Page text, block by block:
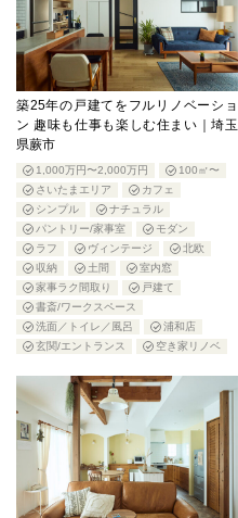
築25年の戸建てをフルリノベーショ
ン 趣味も仕事も楽しむ住まい｜埼玉
県蕨市
1,000万円〜2,000万円
100㎡〜
さいたまエリア
カフェ
シンプル
ナチュラル
パントリー/家事室
モダン
ラフ
ヴィンテージ
北欧
収納
土間
室内窓
家事ラク間取り
戸建て
書斎/ワークスペース
洗面／トイレ／風呂
浦和店
玄関/エントランス
空き家リノベ